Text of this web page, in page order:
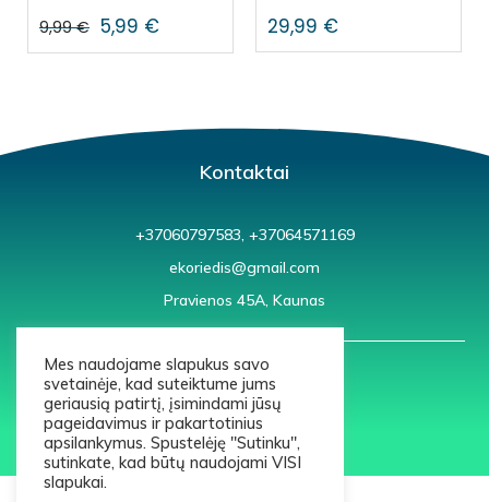
9,99€ 5,99 € 29,99 €
Kontaktai
+37060797583, +37064571169
ekoriedis@gmail.com
Pravienos 45A, Kaunas
© 2021 ekoriedis.lt
Mes naudojame slapukus savo
svetainėje, kad suteiktume jums
geriausią patirtį, įsimindami jūsų
pageidavimus ir pakartotinius
apsilankymus. Spustelėję "Sutinku",
sutinkate, kad būtų naudojami VISI
slapukai.